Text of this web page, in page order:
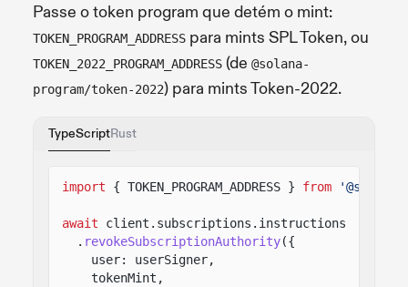
Passe o token program que detém o mint:
TOKEN_PROGRAM_ADDRESS para mints SPL Token, ou
TOKEN_2022_PROGRAM_ADDRESS (de @solana-
program/token-2022) para mints Token-2022.
TypeScriptRust
import { TOKEN_PROGRAM_ADDRESS } from
await
client.subscriptions.instructions
. revokeSubscriptionAuthority({
user: userSigner,
tokenMint,